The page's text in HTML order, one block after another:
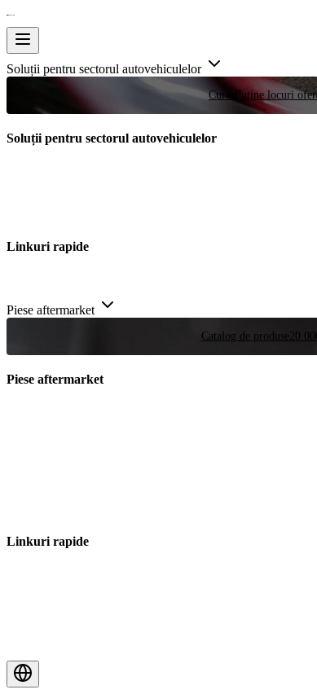
Soluții pentru sectorul autovehiculelor
Curse Puține locuri
Soluții pentru sectorul autovehiculelor
Linkuri rapide
Piese aftermarket
Catalog de produse
Piese aftermarket
Linkuri rapide